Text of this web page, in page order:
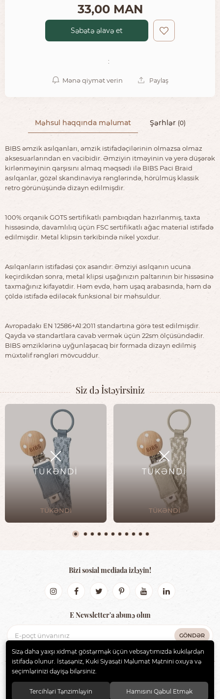
33,00 MAN
Səbətə əlavə et
:
Mənə qiymət verin Paylaş
Məhsul haqqında məlumat Şərhlər (0)
BIBS əmzik asılqanları, əmzik istifadəçilərinin olmazsa olmaz
aksesuarlarından en vacibidir. Əmziyin itməyinin və yerə düşərək
kirlənməyinin qarşısını almaq məqsədi ilə BIBS Paci Braid
asılqanlar, gözəl skandinaviya rənglərində, hörülmüş klassik
retro görünüşündə dizayn edilmişdir.
100% orqanik GOTS sertifikatlı pambıqdan hazırlanmış, taxta
hissəsində, davamlılıq üçün FSC sertifikatlı ağac material istifadə
edilmişdir. Metal klipsin tərkibində nikel yoxdur.
Asılqanların istifadəsi çox asandır: Əmziyi asılqanın ucuna
keçirdikdən sonra, metal klipsi uşağınızın paltarının bir hissəsinə
taxmağınız kifayətdir. Həm evdə, həm uşaq arabasında, həm də
çöldə istifadə ediləcək funksional bir məhsuldur.
Avropadakı EN 12586+A1:2011 standartına görə test edilmişdir.
Qayda və standartlara cavab vermək üçün 22sm ölçüsündədir.
BIBS əmziklərinə uyğunlaşacaq bir formada dizayn edilmiş
müxtəlif rəngləri mövcuddur.
Siz də İstəyirsiniz
TÜKƏNDİ
TÜKƏNDİ
TÜKƏNDİ
TÜKƏNDİ
Bizi sosial mediada izləyin!
E Newsletter'a abunə olun
GÖNDƏR
BIBS AZERBAIJAN. Bütün hüquqlar qorunur.
Sizə daha yaxşı xidmət göstərmək üçün vebsaytımızda kukilərdən
istifadə olunur. İstəsəniz, Kuki Siyasəti Məlumat Mətnini oxuya və
seçimlərinizi dəyişə bilərsiniz.
Tercihləri Tənzimləyin Hamısını Qəbul Etmək